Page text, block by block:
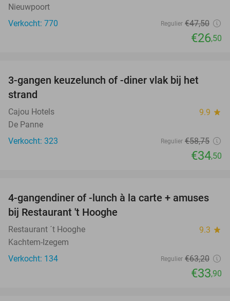
Nieuwpoort
Verkocht: 770
Regulier €47,50
€26,50
3-gangen keuzelunch of -diner vlak bij het
strand
Cajou Hotels 9.9 star
De Panne
Verkocht: 323
Regulier €58,75
€34,50
46%
4-gangendiner of -lunch à la carte + amuses
bij Restaurant 't Hooghe
Restaurant ´t Hooghe 9.3 star
Kachtem-Izegem
Verkocht: 134
Regulier €63,20
€33,90